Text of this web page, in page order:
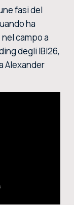
fasi del
ha
campo a
degli IBI26,
Alexander